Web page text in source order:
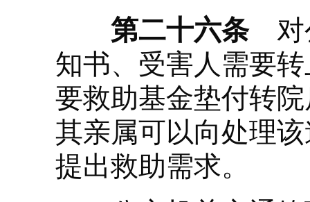
第二十六条对
知书、受害人需要
要救助基金垫付转
其亲属可以向处理
提出救助需求。